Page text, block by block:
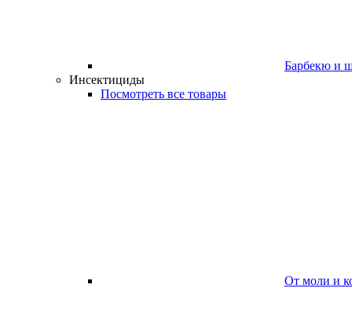
Барбекю и
Инсектициды
Посмотреть все товары
От моли и